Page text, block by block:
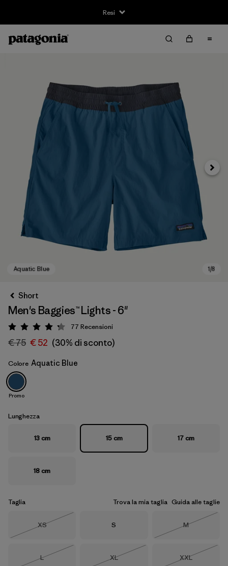
Resi
Aquatic Blue
Avanti
Short
Men's Baggies™ Lights - 6"
Valutazione: 4.3 / 5
77 Recensioni
€ 75 € 52 (30% di sconto)
Colore Aquatic Blue
Promo
Lunghezza
13 cm 15 cm 17 cm
18 cm
Taglia Trova la mia taglia Guida alle taglie
Taglia
XS
Taglia
S Taglia
M
Taglia
L
Taglia
XL
Taglia
XXL